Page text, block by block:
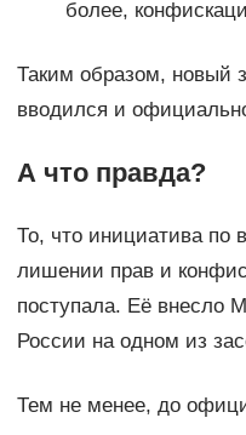
более,
Таким образом, новый
вводился и
А что правда?
То, что инициатива по
лишении прав и
поступала. Её внесло
России на одном из
Тем не менее, до